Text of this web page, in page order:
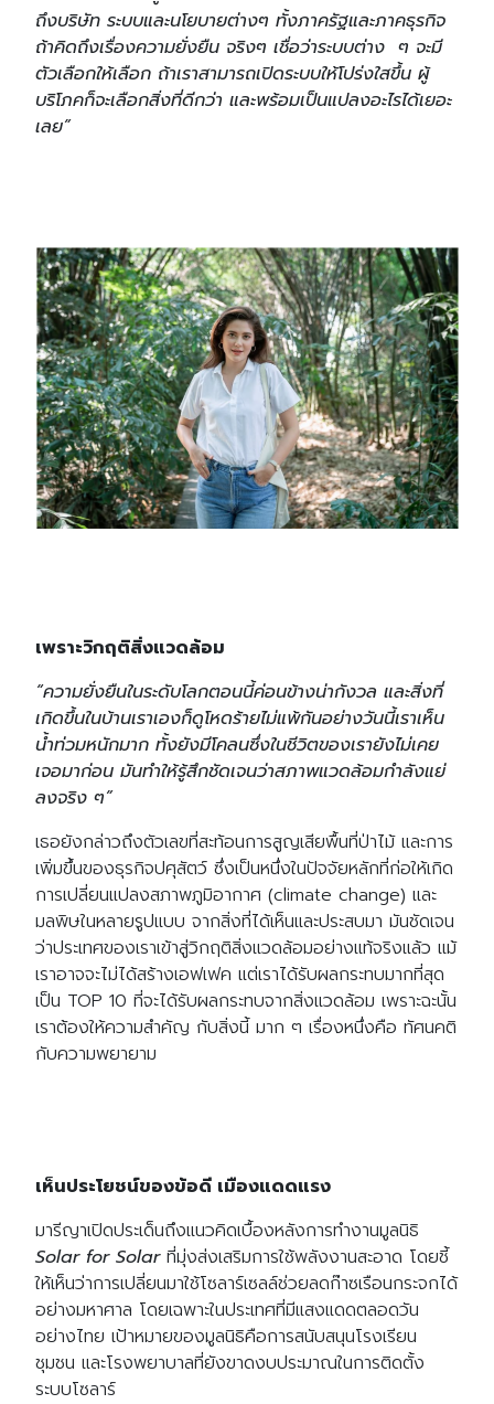
ถึงบริษัท ระบบและนโยบายต่างๆ ทั้งภาครัฐและภาคธุรกิจ
ถ้าคิดถึงเรื่องความยั่งยืน จริงๆ เชื่อว่าระบบต่าง ๆ จะมี
ตัวเลือกให้เลือก ถ้าเราสามารถเปิดระบบให้โปร่งใสขึ้น ผู้
บริโภคก็จะเลือกสิ่งที่ดีกว่า และพร้อมเป็นแปลงอะไรได้เยอะ
เลย”
เพราะวิกฤติสิ่งแวดล้อม
“ความยั่งยืนในระดับโลกตอนนี้ค่อนข้างน่ากังวล และสิ่งที่
เกิดขึ้นในบ้านเราเองก็ดูโหดร้ายไม่แพ้กันอย่างวันนี้เราเห็น
น้ำท่วมหนักมาก ทั้งยังมีโคลนซึ่งในชีวิตของเรายังไม่เคย
เจอมาก่อน มันทำให้รู้สึกชัดเจนว่าสภาพแวดล้อมกำลังแย่
ลงจริง ๆ”
เธอยังกล่าวถึงตัวเลขที่สะท้อนการสูญเสียพื้นที่ป่าไม้ และการ
เพิ่มขึ้นของธุรกิจปศุสัตว์ ซึ่งเป็นหนึ่งในปัจจัยหลักที่ก่อให้เกิด
การเปลี่ยนแปลงสภาพภูมิอากาศ (climate change) และ
มลพิษในหลายรูปแบบ จากสิ่งที่ได้เห็นและประสบมา มันชัดเจน
ว่าประเทศของเราเข้าสู่วิกฤติสิ่งแวดล้อมอย่างแท้จริงแล้ว แม้
เราอาจจะไม่ได้สร้างเอฟเฟค แต่เราได้รับผลกระทบมากที่สุด
เป็น TOP 10 ที่จะได้รับผลกระทบจากสิ่งแวดล้อม เพราะฉะนั้น
เราต้องให้ความสำคัญ กับสิ่งนี้ มาก ๆ เรื่องหนึ่งคือ ทัศนคติ
กับความพยายาม
เห็นประโยชน์ของข้อดี เมืองแดดแรง
มารีญาเปิดประเด็นถึงแนวคิดเบื้องหลังการทำงานมูลนิธิ
Solar for Solarที่มุ่งส่งเสริมการใช้พลังงานสะอาด โดยชี้
ให้เห็นว่าการเปลี่ยนมาใช้โซลาร์เซลล์ช่วยลดก๊าซเรือนกระจกได้
อย่างมหาศาล โดยเฉพาะในประเทศที่มีแสงแดดตลอดวัน
อย่างไทย เป้าหมายของมูลนิธิคือการสนับสนุนโรงเรียน
ชุมชน และโรงพยาบาลที่ยังขาดงบประมาณในการติดตั้ง
ระบบโซลาร์